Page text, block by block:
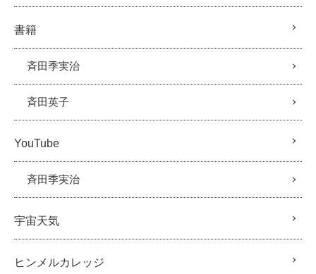
書籍
斉田季実治
斉田英子
YouTube
斉田季実治
宇宙天気
ヒンメルカレッジ